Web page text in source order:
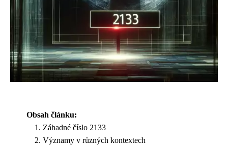
Obsah článku:
Záhadné číslo 2133
Významy v různých kontextech